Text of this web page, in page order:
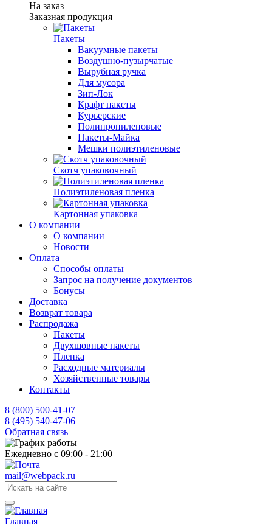
На заказ
Заказная продукция
Пакеты
Вакуумные пакеты
Воздушно-пузырчатые
Вырубная ручка
Для мусора
Зип-Лок
Крафт пакеты
Курьерские
Полипропиленовые
Пакеты-Майка
Мешки полиэтиленовые
Скотч упаковочный
Полиэтиленовая пленка
Картонная упаковка
О компании
О компании
Новости
Оплата
Способы оплаты
Запрос на получение документов
Бонусы
Доставка
Возврат товара
Распродажа
Пакеты
Двухшовные пакеты
Пленка
Расходные материалы
Хозяйственные товары
Контакты
8 (800) 500-41-07
8 (495) 540-47-06
Обратная связь
Ежедневно с 09:00 - 21:00
mail@webpack.ru
Главная